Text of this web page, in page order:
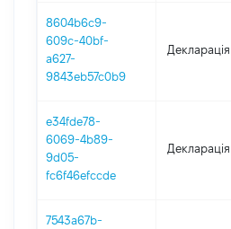
8604b6c9-
609c-40bf-
a627-
9843eb57c0b9
Декларація
e34fde78-
6069-4b89-
9d05-
fc6f46efccde
Декларація
7543a67b-